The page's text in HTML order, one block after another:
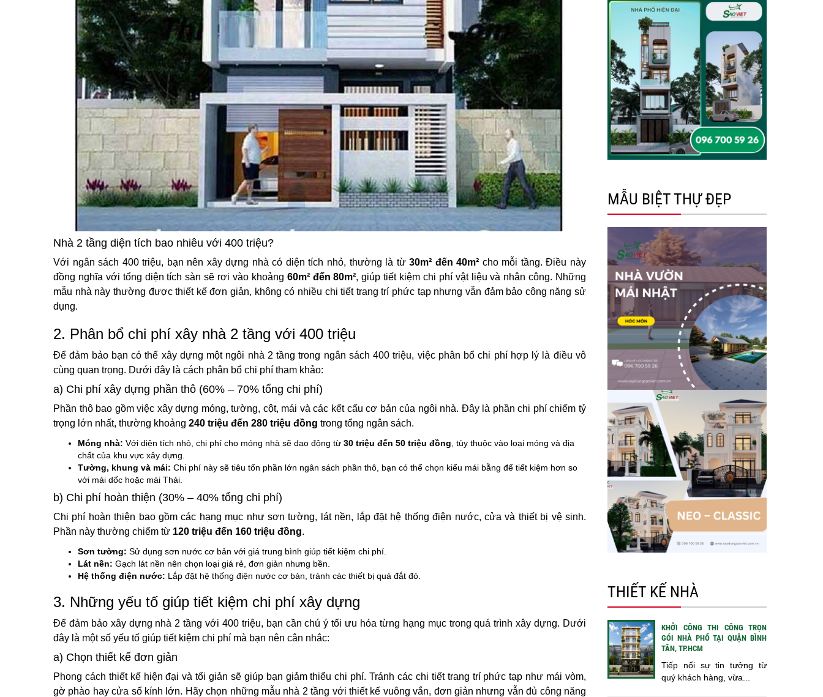
Nhà 2 tầng diện tích bao nhiêu với 400 triệu?
Với ngân sách 400 triệu, bạn nên xây dựng nhà có diện tích nhỏ, thường là từ30m² đến 40m² cho mỗi tầng. Điều này
đồng nghĩa với tổng diện tích sàn sẽ rơi vào khoảng 60m² đến 80m², giúp tiết kiệm chi phí vật liệu và nhân công. Những
mẫu nhà này thường được thiết kế đơn giản, không có nhiều chi tiết trang trí phức tạp nhưng vẫn đảm bảo công năng sử
dụng.
2. Phân bổ chi phí xây nhà 2 tầng với 400 triệu
Để đảm bảo bạn có thể xây dựng một ngôi nhà 2 tầng trong ngân sách 400 triệu, việc phân bổ chi phí hợp lý là điều vô
cùng quan trọng. Dưới đây là cách phân bổ chi phí tham khảo:
a) Chi phí xây dựng phần thô (60% – 70% tổng chi phí)
Phần thô bao gồm việc xây dựng móng, tường, cột, mái và các kết cấu cơ bản của ngôi nhà. Đây là phần chi phí chiếm tỷ
trọng lớn nhất, thường khoảng 240 triệu đến 280 triệu đồng trong tổng ngân sách.
Móng nhà: Với diện tích nhỏ, chi phí cho móng nhà sẽ dao động từ 30 triệu đến 50 triệu đồng , tùy thuộc vào loại móng và địa
chất của khu vực xây dựng.
Tường, khung và mái: Chi phí này sẽ tiêu tốn phần lớn ngân sách phần thô, bạn có thể chọn kiểu mái bằng để tiết kiệm hơn so
với mái dốc hoặc mái Thái.
b) Chi phí hoàn thiện (30% – 40% tổng chi phí)
Chi phí hoàn thiện bao gồm các hạng mục như sơn tường, lát nền, lắp đặt hệ thống điện nước, cửa và thiết bị vệ sinh.
Phần này thường chiếm từ 120 triệu đến 160 triệu đồng.
Sơn tường: Sử dụng sơn nước cơ bản với giá trung bình giúp tiết kiệm chi phí.
Lát nền: Gạch lát nền nên chọn loại giá rẻ, đơn giản nhưng bền.
Hệ thống điện nước: Lắp đặt hệ thống điện nước cơ bản, tránh các thiết bị quá đắt đỏ.
3. Những yếu tố giúp tiết kiệm chi phí xây dựng
Để đảm bảo xây dựng nhà 2 tầng với 400 triệu, bạn cần chú ý tối ưu hóa từng hạng mục trong quá trình xây dựng. Dưới
đây là một số yếu tố giúp tiết kiệm chi phí mà bạn nên cân nhắc:
a) Chọn thiết kế đơn giản
Phong cách thiết kế hiện đại và tối giản sẽ giúp bạn giảm thiểu chi phí. Tránh các chi tiết trang trí phức tạp như mái vòm,
gờ phào hay cửa sổ kính lớn. Hãy chọn những mẫu nhà 2 tầng với thiết kế vuông vắn, đơn giản nhưng vẫn đủ công năng
MẪU BIỆT THỰ ĐẸP
THIẾT KẾ NHÀ
KHỞI CÔNG THI CÔNG TRỌN
GÓI NHÀ PHỐ TẠI QUẬN BÌNH
TÂN, TP.HCM
Tiếp nối sự tin tưởng từ
quý khách hàng, vừa...